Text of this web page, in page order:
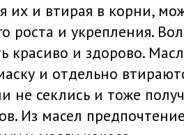
их и втирая в корни,
роста и укрепления.
красиво и здорово.
и отдельно
не секлись и тоже
Из масел